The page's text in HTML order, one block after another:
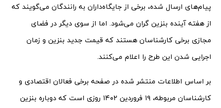
پیام‌های ارسال شده، برخی از جایگاه‌داران به رانندگان می‌گویند که
از هفته آینده بنزین گران می‌شود. اما از سوی دیگر در فضای
مجازی برخی کارشناسان هستند که قیمت جدید بنزین و زمان
اجرایی شدن این طرح را اعلام می‌کنند.
بر اساس اطلاعات منتشر شده در صفحه برخی فعالان اقتصادی و
کارشناسان مربوطه، ۱۹ فروردین ۱۴۰۲ روزی است که دوباره بنزین